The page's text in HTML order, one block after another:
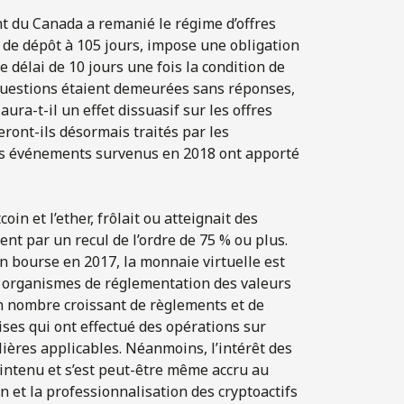
Canada a remanié le régime d’offres
dépôt à 105 jours, impose une obligation
délai de 10 jours une fois la condition de
étaient demeurées sans réponses,
t-il un effet dissuasif sur les offres
ils désormais traités par les
survenus en 2018 ont apporté
et l’ether, frôlait ou atteignait des
par un recul de l’ordre de 75 % ou plus.
bourse en 2017, la monnaie virtuelle est
de réglementation des valeurs
croissant de règlements et de
qui ont effectué des opérations sur
applicables. Néanmoins, l’intérêt des
et s’est peut-être même accru au
et la professionnalisation des cryptoactifs